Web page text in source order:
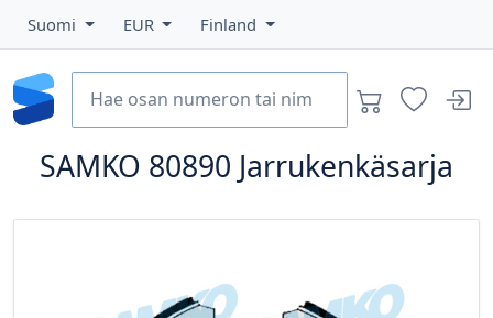
Suomi EUR Finland
SAMKO 80890 Jarrukenkäsarja